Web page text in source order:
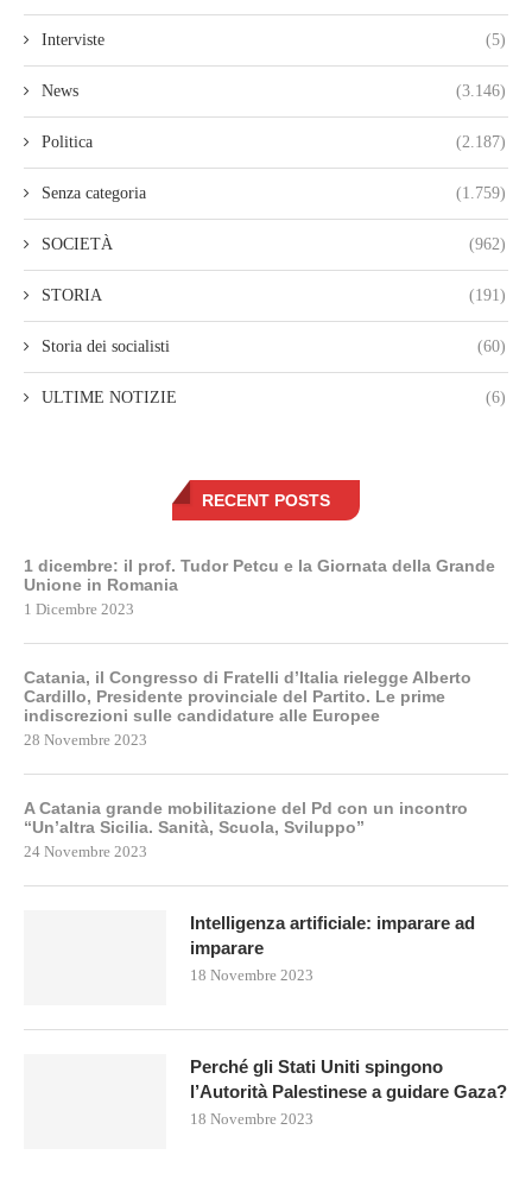
Interviste (5)
News (3.146)
Politica (2.187)
Senza categoria (1.759)
SOCIETÀ (962)
STORIA (191)
Storia dei socialisti (60)
ULTIME NOTIZIE (6)
RECENT POSTS
1 dicembre: il prof. Tudor Petcu e la Giornata della Grande
Unione in Romania
1 Dicembre 2023
Catania, il Congresso di Fratelli d’Italia rielegge Alberto
Cardillo, Presidente provinciale del Partito. Le prime
indiscrezioni sulle candidature alle Europee
28 Novembre 2023
A Catania grande mobilitazione del Pd con un incontro
“Un’altra Sicilia. Sanità, Scuola, Sviluppo”
24 Novembre 2023
Intelligenza artificiale: imparare ad
imparare
18 Novembre 2023
Perché gli Stati Uniti spingono
l’Autorità Palestinese a guidare Gaza?
18 Novembre 2023